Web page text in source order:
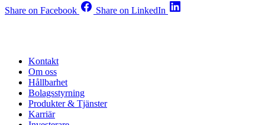
Share on Facebook
Share on LinkedIn
Kontakt
Om oss
Hållbarhet
Bolagsstyrning
Produkter & Tjänster
Karriär